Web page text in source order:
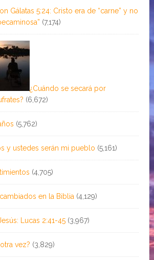
Gálatas 5:24: Cristo era de “carne” y no
(7,174)
¿Cuándo se secará por
(6,672)
(5,762)
y ustedes serán mi pueblo (5,161)
(4,705)
en la Biblia (4,129)
Lucas 2:41-45 (3,967)
vez? (3,829)